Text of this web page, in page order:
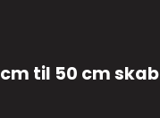
cm til 50 cm skab